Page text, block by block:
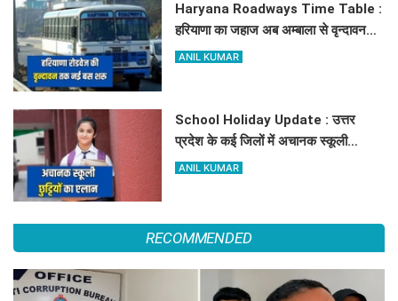
Haryana Roadways Time Table :
हरियाणा का जहाज अब अम्बाला से वृन्दावन
दौड़ेगा, मथुरा वालों को भी मिलेगा लाभ, देखें
ANIL KUMAR
School Holiday Update : उत्तर
प्रदेश के कई जिलों में अचानक स्कूली
छुट्टियों का एलान, यहाँ देखें जिलेवाइज
ANIL KUMAR
RECOMMENDED